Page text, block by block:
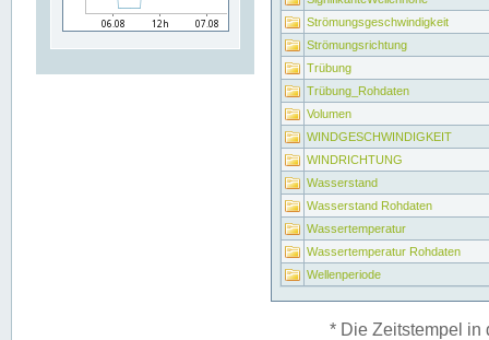
Strömungsgeschwindigkeit
Strömungsrichtung
Trübung
Trübung_Rohdaten
Volumen
WINDGESCHWINDIGKEIT
WINDRICHTUNG
Wasserstand
Wasserstand Rohdaten
Wassertemperatur
Wassertemperatur Rohdaten
Wellenperiode
* Die Zeitstempel in